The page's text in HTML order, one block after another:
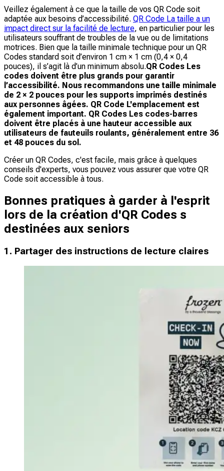
Veillez également à ce que la taille de vos QR Code soit
adaptée aux besoins d’accessibilité. QR Code La taille a un
impact direct sur la facilité de lecture, en particulier pour les
utilisateurs souffrant de troubles de la vue ou de limitations
motrices. Bien que la taille minimale technique pour un QR
Codes standard soit d’environ 1 cm × 1 cm (0,4 × 0,4
pouces), il s’agit là d’un minimum absolu.QR Codes Les
codes doivent être plus grands pour garantir
l’accessibilité.​ Nous recommandons une taille minimale
de 2 × 2 pouces pour les supports imprimés destinés
aux personnes âgées. QR Code L'emplacement est
également important. QR Codes Les codes-barres
doivent être placés à une hauteur accessible aux
utilisateurs de fauteuils roulants, généralement entre 36
et 48 pouces du sol.
Créer un QR Codes, c'est facile, mais grâce à quelques
conseils d'experts, vous pouvez vous assurer que votre QR
Code soit accessible à tous.
Bonnes pratiques à garder à l'esprit
lors de la création d'QR Codes s
destinées aux seniors
1. Partager des instructions de lecture claires